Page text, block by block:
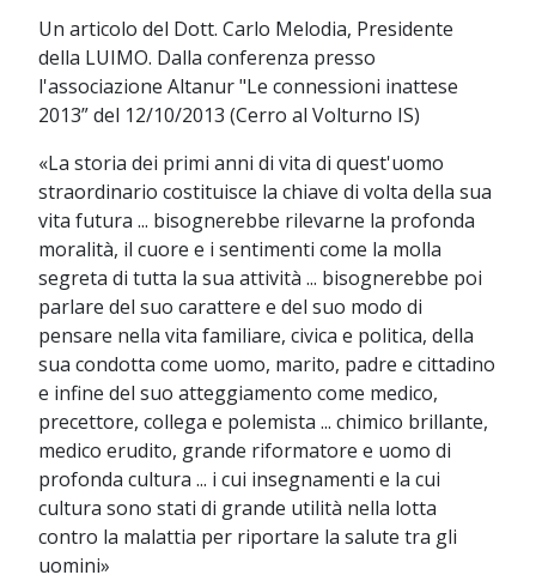
Un articolo del Dott. Carlo Melodia, Presidente
della LUIMO. Dalla conferenza presso
l'associazione Altanur "Le connessioni inattese
2013” del 12/10/2013 (Cerro al Volturno IS)
«La storia dei primi anni di vita di quest'uomo
straordinario costituisce la chiave di volta della sua
vita futura ... bisognerebbe rilevarne la profonda
moralità, il cuore e i sentimenti come la molla
segreta di tutta la sua attività ... bisognerebbe poi
parlare del suo carattere e del suo modo di
pensare nella vita familiare, civica e politica, della
sua condotta come uomo, marito, padre e cittadino
e infine del suo atteggiamento come medico,
precettore, collega e polemista ... chimico brillante,
medico erudito, grande riformatore e uomo di
profonda cultura ... i cui insegnamenti e la cui
cultura sono stati di grande utilità nella lotta
contro la malattia per riportare la salute tra gli
uomini»